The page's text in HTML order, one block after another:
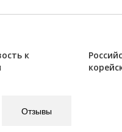
к
Отзывы